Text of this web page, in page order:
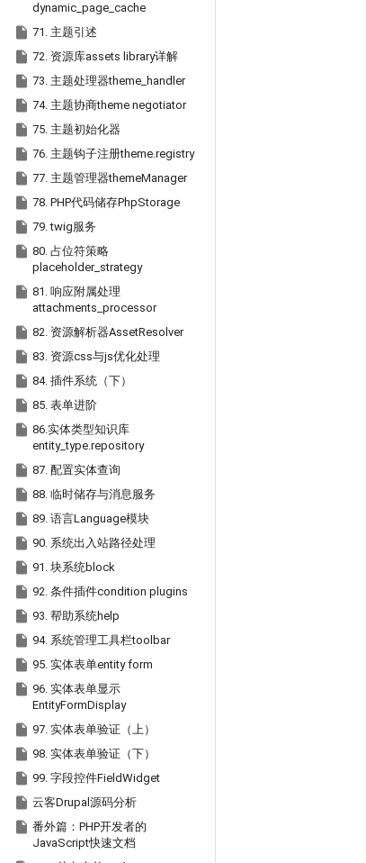
dynamic_page_cache
 71. 主题引述
 72. 资源库assets library详解
 73. 主题处理器theme_handler
 74. 主题协商theme negotiator
 75. 主题初始化器
 76. 主题钩子注册theme.registry
 77. 主题管理器themeManager
 78. PHP代码储存PhpStorage
 79. twig服务
 80. 占位符策略
placeholder_strategy
 81. 响应附属处理
attachments_processor
 82. 资源解析器AssetResolver
 83. 资源css与js优化处理
 84. 插件系统（下）
 85. 表单进阶
 86.实体类型知识库
entity_type.repository
 87. 配置实体查询
 88. 临时储存与消息服务
 89. 语言Language模块
 90. 系统出入站路径处理
 91. 块系统block
 92. 条件插件condition plugins
 93. 帮助系统help
 94. 系统管理工具栏toolbar
 95. 实体表单entity form
 96. 实体表单显示
EntityFormDisplay
 97. 实体表单验证（上）
 98. 实体表单验证（下）
 99. 字段控件FieldWidget
 云客Drupal源码分析
 番外篇：PHP开发者的
JavaScript快速文档